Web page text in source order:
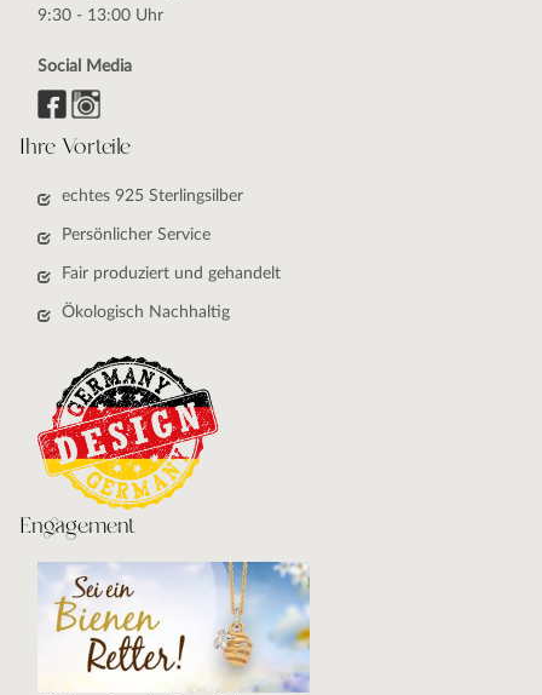
9:30 - 13:00 Uhr
Social Media
Ihre Vorteile
echtes 925 Sterlingsilber
Persönlicher Service
Fair produziert und gehandelt
Ökologisch Nachhaltig
Engagement